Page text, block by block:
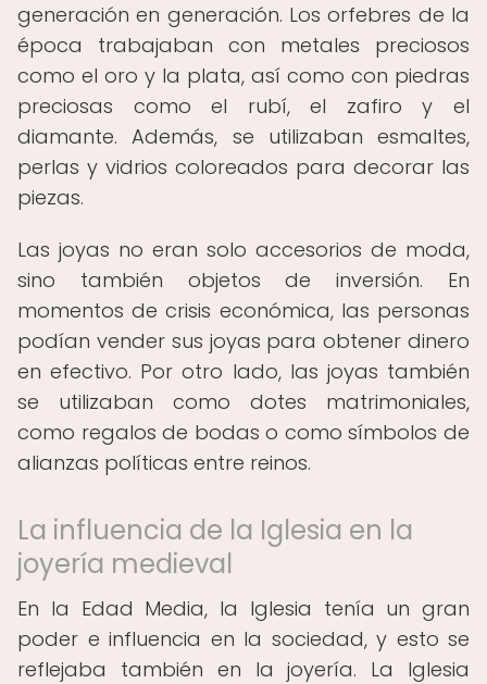
generación en generación. Los orfebres de la
época trabajaban con metales preciosos
como el oro y la plata, así como con piedras
preciosas como el rubí, el zafiro y el
diamante. Además, se utilizaban esmaltes,
perlas y vidrios coloreados para decorar las
piezas.
Las joyas no eran solo accesorios de moda,
sino también objetos de inversión. En
momentos de crisis económica, las personas
podían vender sus joyas para obtener dinero
en efectivo. Por otro lado, las joyas también
se utilizaban como dotes matrimoniales,
como regalos de bodas o como símbolos de
alianzas políticas entre reinos.
La influencia de la Iglesia en la
joyería medieval
En la Edad Media, la Iglesia tenía un gran
poder e influencia en la sociedad, y esto se
reflejaba también en la joyería. La Iglesia